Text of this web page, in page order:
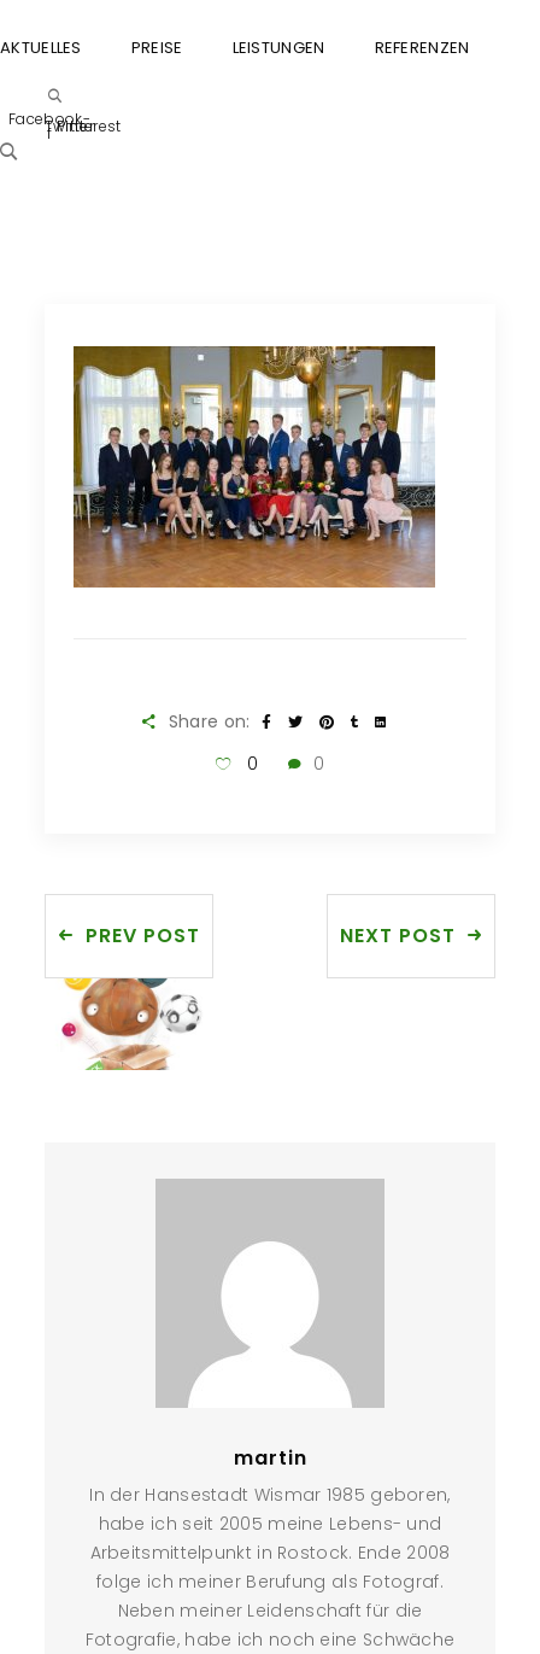
AKTUELLES PREISE LEISTUNGEN REFERENZEN
Facebook-
f
Twitter
Pinterest
Share on:
0
0
PREV POST NEXT POST
martin
In der Hansestadt Wismar 1985 geboren,
habe ich seit 2005 meine Lebens- und
Arbeitsmittelpunkt in Rostock. Ende 2008
folge ich meiner Berufung als Fotograf.
Neben meiner Leidenschaft für die
Fotografie, habe ich noch eine Schwäche